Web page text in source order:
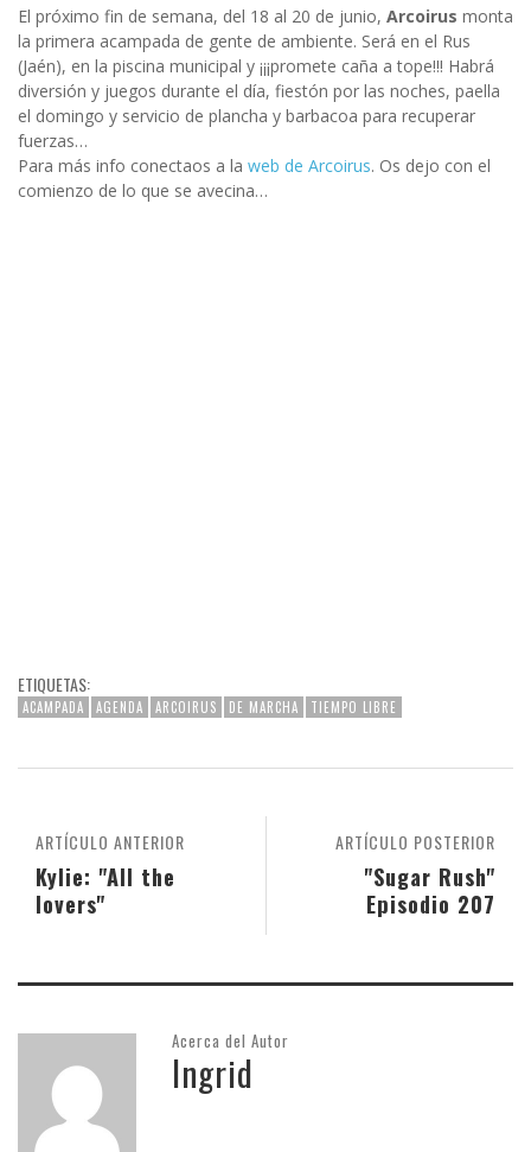
El próximo fin de semana, del 18 al 20 de junio, Arcoirus monta
la primera acampada de gente de ambiente. Será en el Rus
(Jaén), en la piscina municipal y ¡¡¡promete caña a tope!!! Habrá
diversión y juegos durante el día, fiestón por las noches, paella
el domingo y servicio de plancha y barbacoa para recuperar
fuerzas…
Para más info conectaos a la web de Arcoirus. Os dejo con el
comienzo de lo que se avecina…
ETIQUETAS:
ACAMPADA AGENDA ARCOIRUS DE MARCHA TIEMPO LIBRE
ARTÍCULO POSTERIOR
"Sugar Rush"
Episodio 207
ARTÍCULO ANTERIOR
Kylie: "All the
lovers"
Acerca del Autor
Ingrid